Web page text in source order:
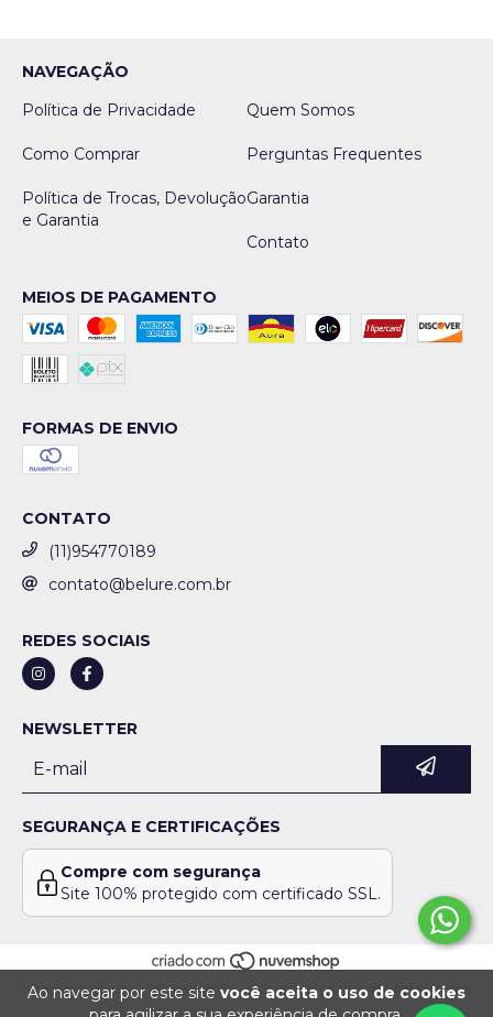
Ao navegar por este site você aceita o uso de cookies
NAVEGAÇÃO
Política de Privacidade
Quem Somos
Como Comprar Perguntas Frequentes
Política de Trocas, Devolução
e Garantia
Garantia
Contato
MEIOS DE PAGAMENTO
FORMAS DE ENVIO
CONTATO
(11)954770189
contato@belure.com.br
REDES SOCIAIS
NEWSLETTER
SEGURANÇA E CERTIFICAÇÕES
Compre com segurança
Site 100% protegido com certificado SSL.
COPYRIGHT BE LURE - 46514996000154 - 2026. TODOS OS DIREITOS RESERVADOS.